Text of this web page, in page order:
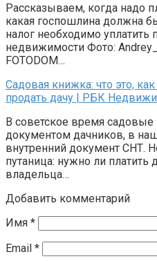
Рассказываем, когда надо
какая госпошлина должна
налог необходимо уплатить
недвижимости Фото:
FOTODOM…
Садовая книжка: что это,
продать дачу | РБК
В советское время
документом дачников, в
внутренний документ СНТ.
путаница: нужно ли
владельца…
Добавить комментарий
Имя *
Email *